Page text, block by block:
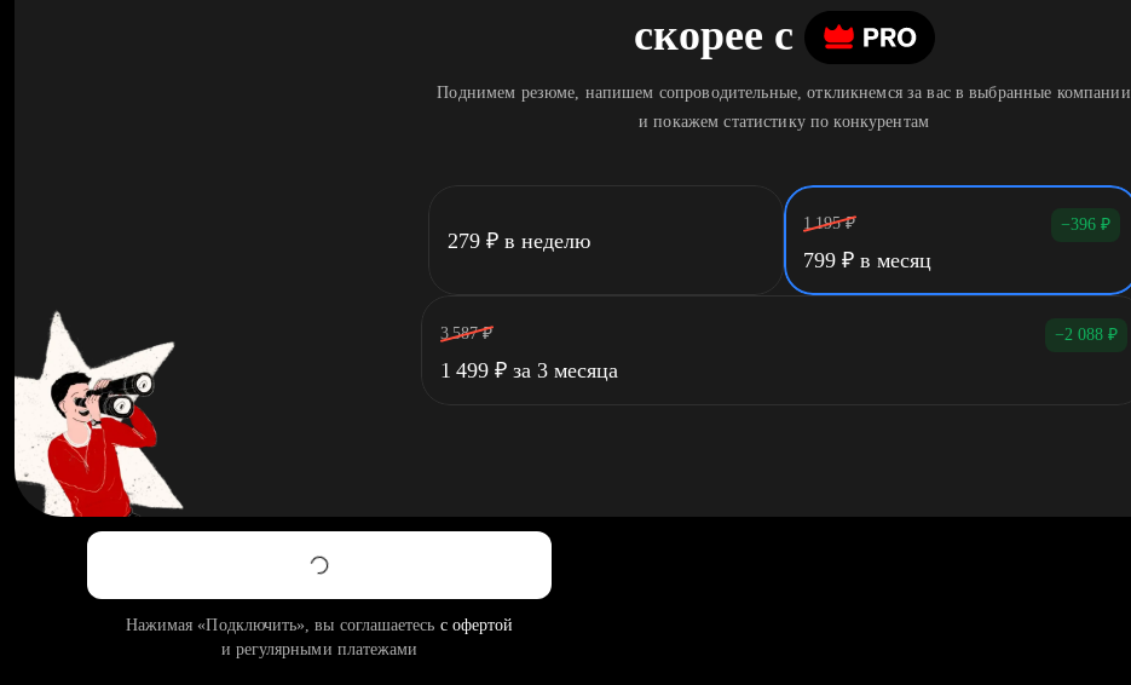
скорее c
Поднимем резюме, напишем сопроводительные, откликнемся за вас в выбранные компании
и покажем статистику по конкурентам
279 ₽ в неделю
1 195 ₽ −396 ₽
799 ₽ в месяц
3 587 ₽ −2 088 ₽
1 499 ₽ за 3 месяца
Нажимая «Подключить», вы соглашаетесь с офертой
и регулярными платежами